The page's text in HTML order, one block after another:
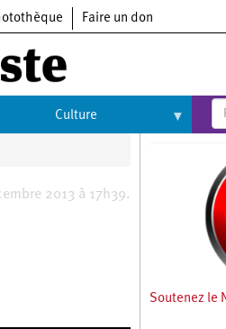
Faire un don
Culture
Arts 2013 à 17h39.
Soutenez le